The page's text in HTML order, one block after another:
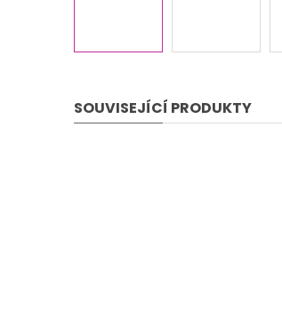
SOUVISEJÍCÍ PRODUKTY